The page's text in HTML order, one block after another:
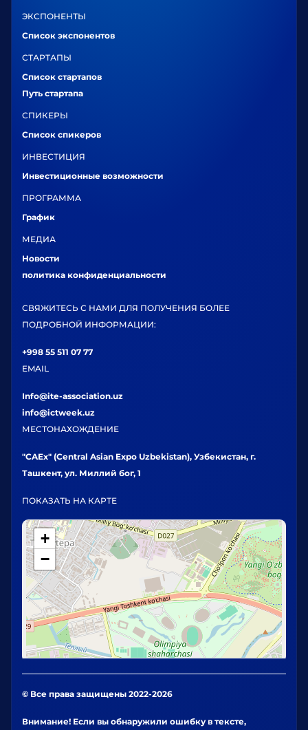
ЭКСПОНЕНТЫ
Список экспонентов
СТАРТАПЫ
Список стартапов
Путь стартапа
СПИКЕРЫ
Список спикеров
ИНВЕСТИЦИЯ
Инвестиционные возможности
ПРОГРАММА
График
МЕДИА
Новости
политика конфиденциальности
СВЯЖИТЕСЬ С НАМИ ДЛЯ ПОЛУЧЕНИЯ БОЛЕЕ
ПОДРОБНОЙ ИНФОРМАЦИИ:
+998 55 511 07 77
EMAIL
Info@ite-association.uz
info@ictweek.uz
МЕСТОНАХОЖДЕНИЕ
"CAEx" (Central Asian Expo Uzbekistan), Узбекистан, г.
Ташкент, ул. Миллий бог, 1
ПОКАЗАТЬ НА КАРТЕ
+
−
© Все права защищены 2022-2026
Внимание! Если вы обнаружили ошибку в тексте,